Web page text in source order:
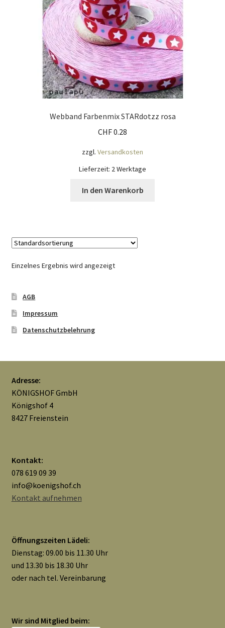
Saferpay Checkout
Twint – QR-Code KÖNIGSHOF
Galerie
Webband Farbenmix STARdotzz rosa
CHF0.28
zzgl. Versandkosten
Lieferzeit: 2 Werktage
In den Warenkorb
Einzelnes Ergebnis wird angezeigt
AGB
Impressum
Datenschutzbelehrung
Adresse:
KÖNIGSHOF GmbH
Königshof 4
8427 Freienstein
Kontakt:
078 619 09 39
info@koenigshof.ch
Kontakt aufnehmen
Öffnungszeiten Lädeli:
Dienstag: 09.00 bis 11.30 Uhr
und 13.30 bis 18.30 Uhr
oder nach tel. Vereinbarung
Wir sind Mitglied beim: